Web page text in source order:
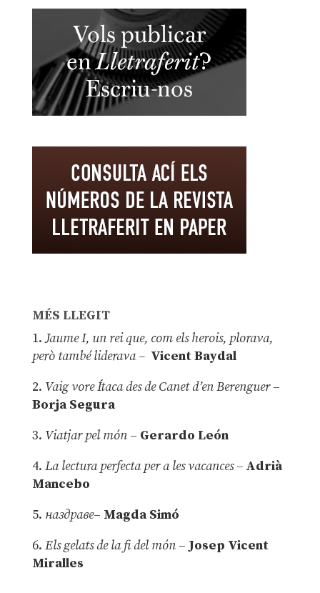
MÉS LLEGIT
1.Jaume I, un rei que, com els herois, plorava,
però també liderava – Vicent Baydal
2. Vaig vore Ítaca des de Canet d’en Berenguer–
Borja Segura
3. Viatjar pel món – Gerardo León
4. La lectura perfecta per a les vacances –Adrià
Mancebo
5. наздраве– Magda Simó
6. Els gelats de la fi del món – Josep Vicent
Miralles